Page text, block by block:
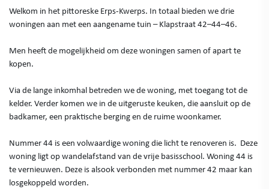
Welkom in het pittoreske Erps-Kwerps. In totaal bieden we drie
woningen aan met een aangename tuin – Klapstraat 42–44–46.
Men heeft de mogelijkheid om deze woningen samen of apart te
kopen.
Via de lange inkomhal betreden we de woning, met toegang tot de
kelder. Verder komen we in de uitgeruste keuken, die aansluit op de
badkamer, een praktische berging en de ruime woonkamer.
Nummer 44 is een volwaardige woning die licht te renoveren is. Deze
woning ligt op wandelafstand van de vrije basisschool. Woning 44 is
te vernieuwen. Deze is alsook verbonden met nummer 42 maar kan
losgekoppeld worden.